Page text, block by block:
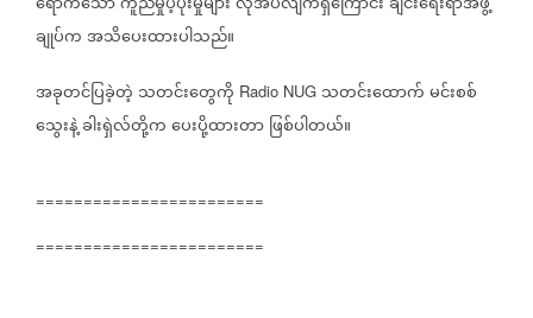
ချုပ်ကအသိပေးထားပါသည်။
အခုတင်ပြခဲ့တဲ့ သတင်းတွေကို Radio NUG သတင်းထောက်မင်းစစ်
သွေးနဲ့ခါးရှဲလ်တို့ကပေးပို့ထားတာဖြစ်ပါတယ်။
========================
========================